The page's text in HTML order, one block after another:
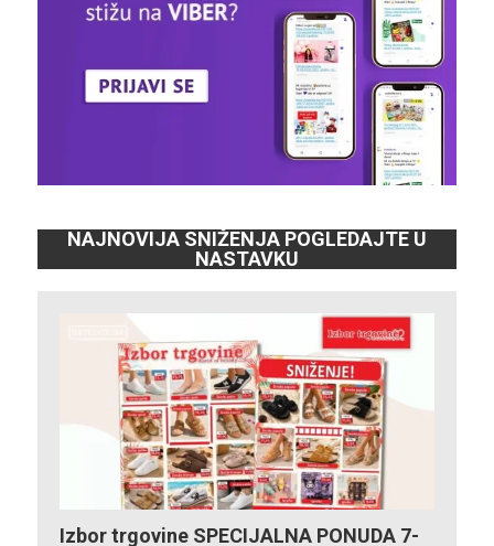
NAJNOVIJA SNIŽENJA POGLEDAJTE U
NASTAVKU
Izbor trgovine SPECIJALNA PONUDA 7-